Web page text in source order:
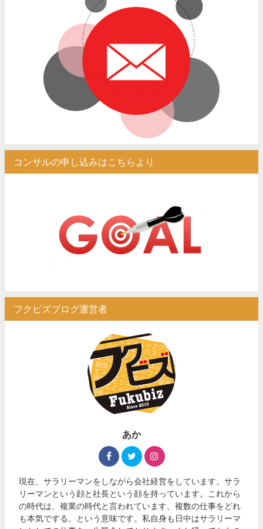
コンサルの申し込みはこちらより
フクビズブログ運営者
あか
現在、サラリーマンをしながら会社経営をしています。サラ
リーマンという顔と社長という顔を持っています。これから
の時代は、複業の時代と言われています。複数の仕事をどれ
も本気でする。という意味です。私自身も日中はサラリーマ